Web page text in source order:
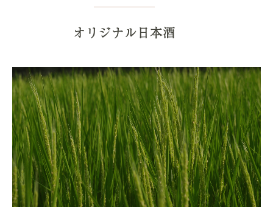
オリジナル日本酒